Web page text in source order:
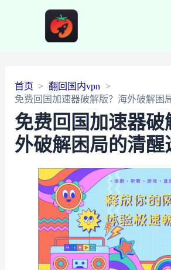
首页
翻回国内vpn
免费回国加速器破解版？海外破解困
免费回国加速器破
外破解困局的清醒